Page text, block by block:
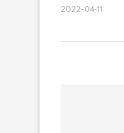
2022-04-11